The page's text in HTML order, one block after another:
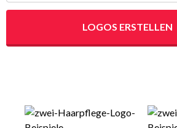
LOGOS ERSTELLEN